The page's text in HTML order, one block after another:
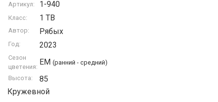
Артикул: 1-940
Класс: 1 TB
Автор: Рябых
Год: 2023
Сезон
цветения:
EM (ранний - средний)
Высота:
85
Кружевной